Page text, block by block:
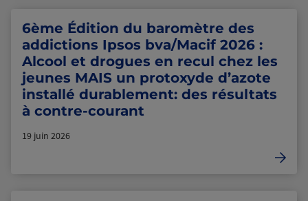
6ème Édition du baromètre des
addictions Ipsos bva/Macif 2026 :
Alcool et drogues en recul chez les
jeunes MAIS un protoxyde d’azote
installé durablement: des résultats
à contre-courant
19 juin 2026